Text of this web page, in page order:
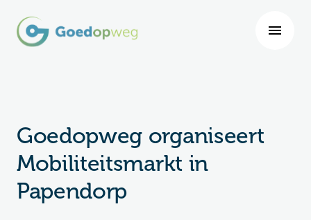
Goedopweg organiseert
Mobiliteitsmarkt in
Papendorp